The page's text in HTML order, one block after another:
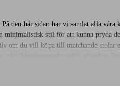
den här sidan har vi samlat alla
minimalistisk stil för att kunna pryda
du vill köpa till matchande
filtreringsverktyg här på sidan.
överensstämmer med dina